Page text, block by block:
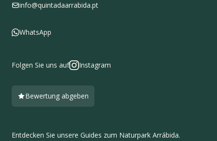
info@quintadaarrabida.pt
WhatsApp
Folgen Sie uns auf Instagram
Bewertung abgeben
Entdecken Sie unsere Guides zum Naturpark Arrábida.